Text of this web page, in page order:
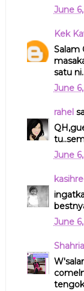
June
Kek
Salam
satu
June
rahel
June
June